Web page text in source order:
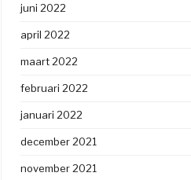
juni 2022
april 2022
maart 2022
februari 2022
januari 2022
december 2021
november 2021